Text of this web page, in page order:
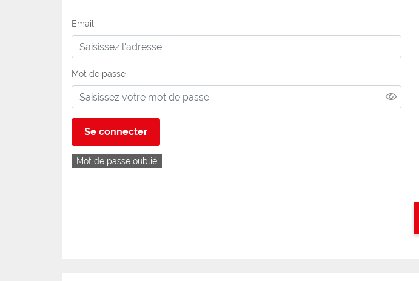
Email
Mot de passe
Se connecter
Mot de passe oublié